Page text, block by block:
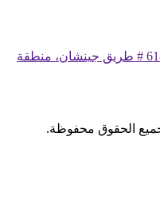
المنطقة الصناعية جويوانتشو، 618 # طريق جينشان، منطقة